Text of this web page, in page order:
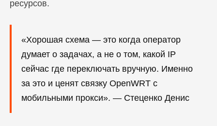
ресурсов.
«Хорошая схема — это когда оператор
думает о задачах, а не о том, какой IP
сейчас где переключать вручную. Именно
за это и ценят связку OpenWRT с
мобильными прокси». — Стеценко Денис